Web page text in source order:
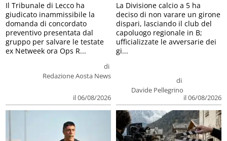
di
Redazione Aosta News
il 06/08/2026
Il Tribunale di Lecco ha
giudicato inammissibile la
domanda di concordato
preventivo presentata dal
gruppo per salvare le testate
ex Netweek ora Ops R...
di
Davide Pellegrino
il 06/08/2026
La Divisione calcio a 5 ha
deciso di non varare un girone
dispari, lasciando il club del
capoluogo regionale in B;
ufficializzate le avversarie dei
gi...